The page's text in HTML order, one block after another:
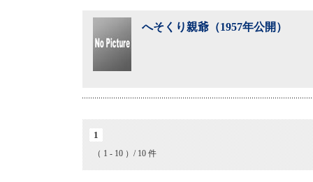
へそくり親爺（1957年公開）
1
（ 1 - 10 ）/ 10 件